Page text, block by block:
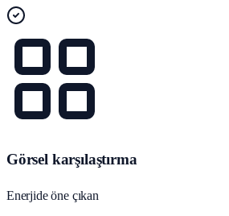
Görsel karşılaştırma
Enerjide öne çıkan